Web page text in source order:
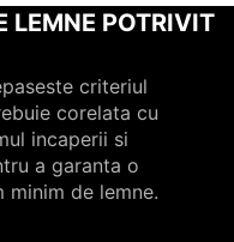
LEMNE POTRIVIT
criteriul
corelata cu
incaperii si
a garanta o
minim de lemne.